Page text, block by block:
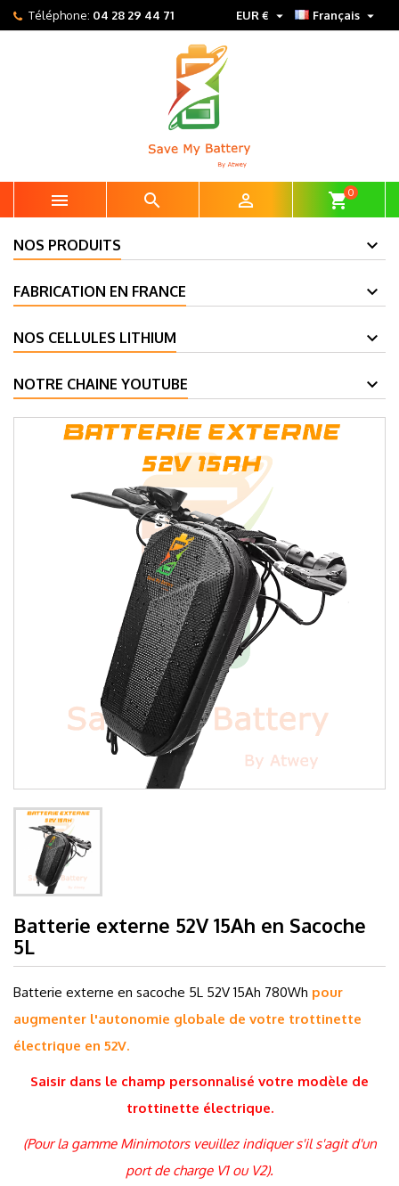
Téléphone: 04 28 29 44 71 Français 
EUR € 
   shopping_cart0
NOS PRODUITS
FABRICATION EN FRANCE
NOS CELLULES LITHIUM
NOTRE CHAINE YOUTUBE
Batterie externe 52V 15Ah en Sacoche
5L
Batterie externe en sacoche 5L 52V 15Ah 780Wh pour
augmenter l'autonomie globale de votre trottinette
électrique en 52V.
Saisir dans le champ personnalisé votre modèle de
trottinette électrique.
(Pour la gamme Minimotors veuillez indiquer s'il s'agit d'un
port de charge V1 ou V2).